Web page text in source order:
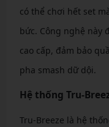
có thể chơi hết set
bức. Công nghệ này
cao cấp, đảm bảo
pha smash dữ dội.
Hệ thống Tru-
Tru-Breeze là hệ